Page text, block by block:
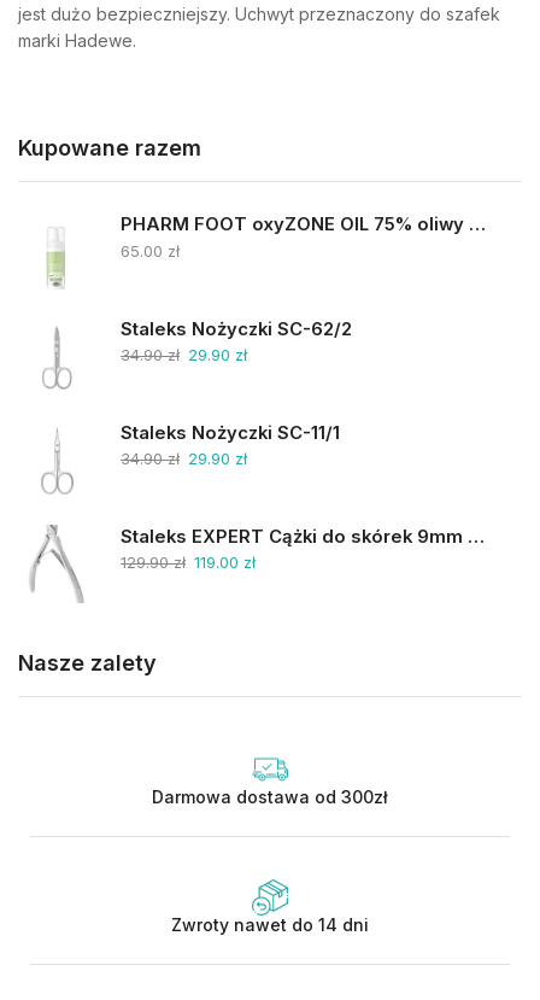
jest dużo bezpieczniejszy. Uchwyt przeznaczony do szafek
marki Hadewe.
Kupowane razem
PHARM FOOT oxyZONE OIL 75% oliwy ozonowanej i smocza krew 15ml
65.00 zł
Staleks Nożyczki SC-62/2
34.90zł 29.90 zł
Staleks Nożyczki SC-11/1
34.90zł 29.90 zł
Staleks EXPERT Cążki do skórek 9mm NE-90-9
129.90zł 119.00 zł
Nasze zalety
Darmowa dostawa od 300zł
Zwroty nawet do 14 dni